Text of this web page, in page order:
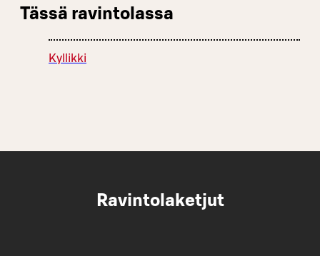
Tässä ravintolassa
Kyllikki
Ravintolaketjut